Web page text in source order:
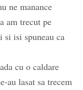
ne manance
am trecut pe
si isi spuneau ca
cu o caldare
au lasat sa trecem